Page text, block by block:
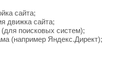
сайта;
движка сайта;
поисковых систем);
(например Яндекс.Директ);